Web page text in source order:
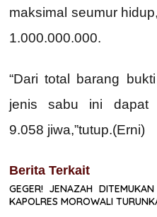
maksimal seumur
1.000.000.000.
“Dari total barang
jenis sabu ini dapat
9.058 jiwa,”tutup.(Erni)
Berita Terkait
GEGER! JENAZAH
KAPOLRES MOROWALI